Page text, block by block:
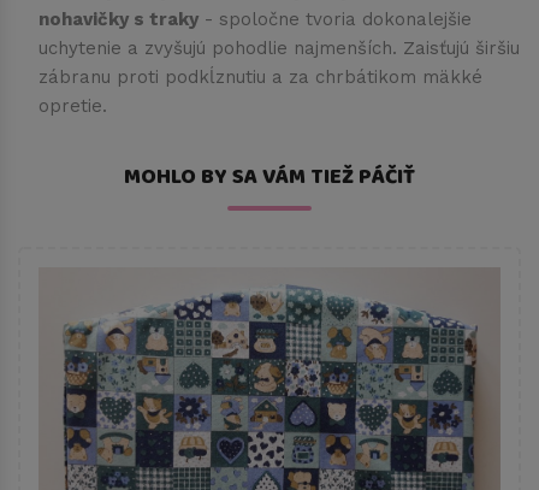
nohavičky s traky - spoločne tvoria dokonalejšie
uchytenie a zvyšujú pohodlie najmenších. Zaisťujú širšiu
zábranu proti podkĺznutiu a za chrbátikom mäkké
opretie.
MOHLO BY SA VÁM TIEŽ PÁČIŤ